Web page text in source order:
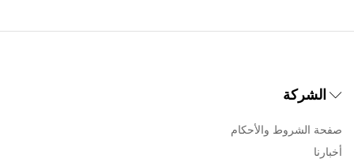
الشركة
صفحة الشروط والأحكام
أخبارنا